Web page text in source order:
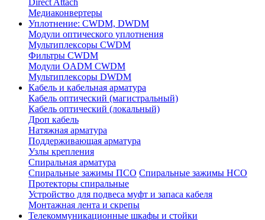
Медиаконвертеры
Уплотнение: CWDM, DWDM
Модули оптического уплотнения
Мультиплексоры CWDM
Фильтры CWDM
Модули OADM CWDM
Мультиплексоры DWDM
Кабель и кабельная арматура
Кабель оптический (магистральный)
Кабель оптический (локальный)
Дроп кабель
Натяжная арматура
Поддерживающая арматура
Узлы крепления
Спиральная арматура
Спиральные зажимы ПСО Спиральные зажимы НСО
Протекторы спиральные
Устройство для подвеса муфт и запаса кабеля
Монтажная лента и скрепы
Телекоммуникационные шкафы и стойки